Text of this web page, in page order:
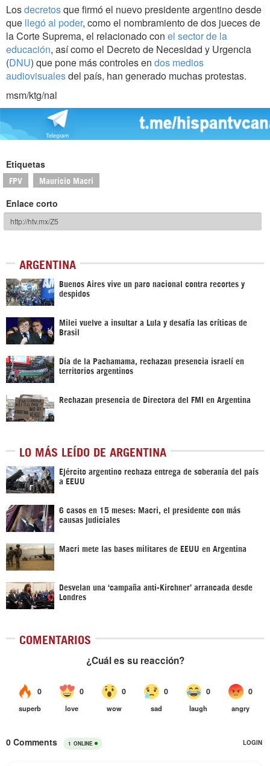
Losdecretosque firmó el nuevo presidente argentino desde
que llegó al poder, como el nombramiento de dos jueces de
la Corte Suprema, el relacionado con el sector de la
educación, así como el Decreto de Necesidad y Urgencia
(DNU) que pone más controles en dos medios
audiovisualesdel país, han generado muchas protestas.
msm/ktg/nal
Etiquetas
FPV Mauricio Macri
Enlace corto
ARGENTINA
Buenos Aires vive un paro nacional contra recortes y
despidos
Milei vuelve a insultar a Lula y desafía las críticas de
Brasil
Día de la Pachamama, rechazan presencia israelí en
territorios argentinos
Rechazan presencia de Directora del FMI en Argentina
LO MÁS LEÍDO DE ARGENTINA
Ejército argentino rechaza entrega de soberanía del país
a EEUU
6 casos en 15 meses: Macri, el presidente con más
causas judiciales
Macri mete las bases militares de EEUU en Argentina
Desvelan una ‘campaña anti-Kirchner’ arrancada desde
Londres
COMENTARIOS